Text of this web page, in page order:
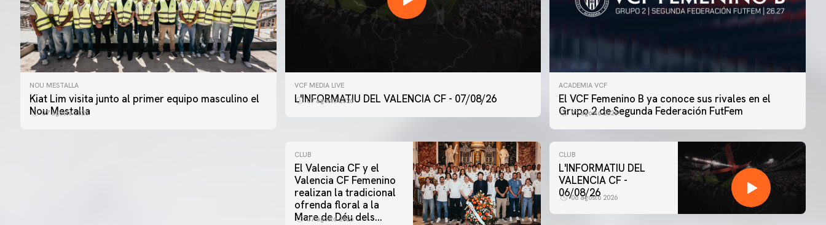
NOU MESTALLA
Kiat Lim visita junto al primer equipo masculino el
Nou Mestalla
07 agosto 2026
VCF MEDIA LIVE
L'INFORMATIU DEL VALENCIA CF - 07/08/26
07 agosto 2026
ACADEMIA VCF
El VCF Femenino B ya conoce sus rivales en el
Grupo 2 de Segunda Federación FutFem
07 agosto 2026
PRIMER EQUIPO
ENTRENAMIENTO DEL VALENCIA CF 7/8/2026
CLUB
El Valencia CF y el
Valencia CF Femenino
realizan la tradicional
ofrenda floral a la
Mare de Déu dels
07 agosto 2026
CLUB
L'INFORMATIU DEL
VALENCIA CF -
06/08/26
06 agosto 2026